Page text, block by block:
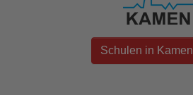
Schulen in Kamen